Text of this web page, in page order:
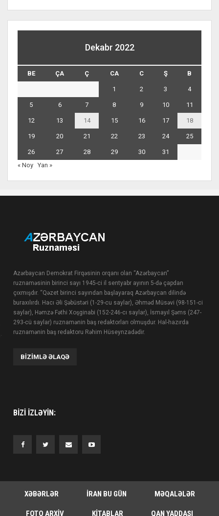
Dekabr 2022
BE ÇA Ç CA C Ş B
1 2 3 4
5 6 7 8 9 10 11
12 13 14 15 16 17 18
19 20 21 22 23 24 25
26 27 28 29 30
31
« Noy Yan »
Azərbaycan Demokrat Firqəsinin orqanı olan “Azərbaycan”
ruznaməsinin birinci sayı 1945-ci il sentyabr ayının 5-də çapdan
çıxmışdır. “Qəzet birinci sayından başlayaraq Azərbaycan dilində
buraxılırdı. Hacı Əli Şəbüstəri (1-29-cu saylar), Əhməd Müsəvi (98-151-ci
saylar), Həmzə Fəthi Xoşginabi (152-246-cı saylar), İsmayıl Şəms (247-
293-cü saylar) ruznamənin baş redaktorları olmuşdur. Hal-hazırda
ruznamənin baş redaktoru Rəhim Hüseynzadədir.
BIZIMLƏ ƏLAQƏ
BIZI IZLƏYIN:
XƏBƏRLƏR İRAN BU GÜN MƏQALƏLƏR
FOTO ARXIV KITABLAR QAN YADDAŞI